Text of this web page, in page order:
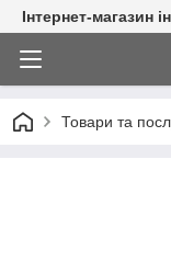
Інтернет-магазин
Товари та